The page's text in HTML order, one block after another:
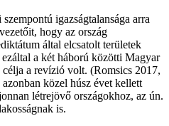
igazságtalansága arra
hogy az ország
által elcsatolt területek
ezáltal a két háború közötti Magyar
a revízió volt. (Romsics 2017,
közel húsz évet kellett
létrejövő országokhoz, az ún.
is.